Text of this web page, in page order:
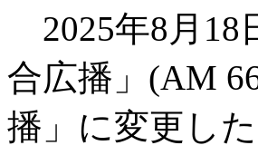
2025年8月18
合広播」(AM
播」に変更し